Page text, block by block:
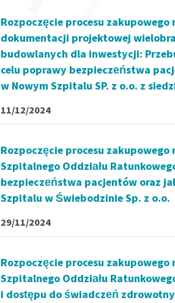
Rozpoczęcie procesu
dokumentacji projektowej
budowlanych dla inwestycji:
celu poprawy bezpieczeństwa
w Nowym Szpitalu SP. z o.o. z
11/12/2024
Rozpoczęcie procesu
Szpitalnego Oddziału
bezpieczeństwa pacjentów oraz
Szpitalu w Świebodzinie Sp. z
29/11/2024
Rozpoczęcie procesu
Szpitalnego Oddziału
i dostępu do świadczeń